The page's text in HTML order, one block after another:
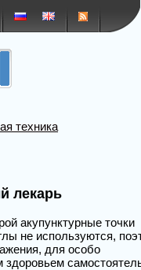
техника
лекарь
акупунктурные точки
не используются,
для особо
здоровьем